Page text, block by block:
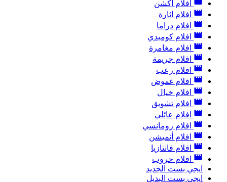
افلام أكشن
افلام اثارة
افلام دراما
افلام كوميدي
افلام مغامرة
افلام جريمة
افلام رعب
افلام غموض
افلام خيال
افلام تشويق
افلام عائلي
افلام رومانسي
افلام أنميشن
افلام فانتازيا
افلام حروب
ايجي بست الجديد
ايجي بست البديل